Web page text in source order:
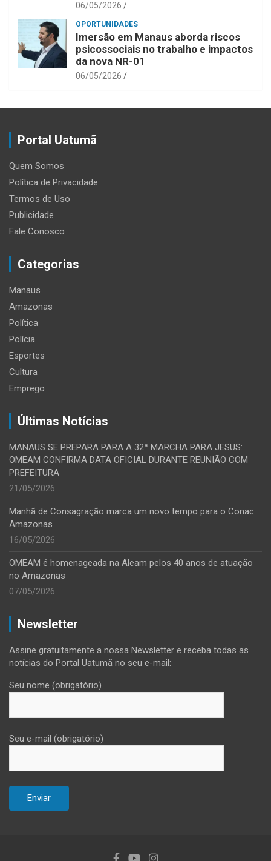
06/05/2026
OPORTUNIDADES
Imersão em Manaus aborda riscos
psicossociais no trabalho e impactos
da nova NR-01
06/05/2026
Portal Uatumã
Quem Somos
Política de Privacidade
Termos de Uso
Publicidade
Fale Conosco
Categorias
Manaus
Amazonas
Política
Polícia
Esportes
Cultura
Emprego
Últimas Notícias
MANAUS SE PREPARA PARA A 32ª MARCHA PARA JESUS:
OMEAM CONFIRMA DATA OFICIAL DURANTE REUNIÃO COM
PREFEITURA
21/05/2026
Manhã de Consagração marca um novo tempo para o Conac
Amazonas
16/05/2026
OMEAM é homenageada na Aleam pelos 40 anos de atuação
no Amazonas
07/05/2026
Newsletter
Assine gratuitamente a nossa Newsletter e receba todas as
notícias do Portal Uatumã no seu e-mail:
Seu nome (obrigatório)
Seu e-mail (obrigatório)